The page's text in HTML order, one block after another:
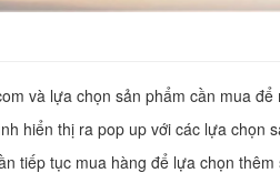
và lựa chọn sản phẩm cần mua để
hiển thị ra pop up với các lựa chọn
tiếp tục mua hàng để lựa chọn